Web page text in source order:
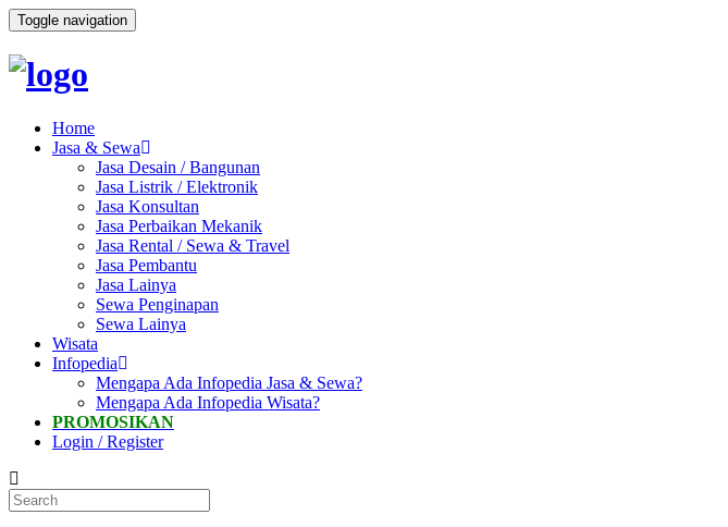
Toggle navigation
Home
Jasa & Sewa
Jasa Desain / Bangunan
Jasa Listrik / Elektronik
Jasa Konsultan
Jasa Perbaikan Mekanik
Jasa Rental / Sewa & Travel
Jasa Pembantu
Jasa Lainya
Sewa Penginapan
Sewa Lainya
Wisata
Infopedia
Mengapa Ada Infopedia Jasa & Sewa?
Mengapa Ada Infopedia Wisata?
PROMOSIKAN
Login / Register